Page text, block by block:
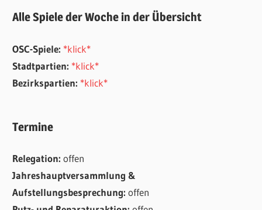
Alle Spiele der Woche in der Übersicht
OSC-Spiele: *klick*
Stadtpartien: *klick*
Bezirkspartien: *klick*
Termine
Relegation:offen
Jahreshauptversammlung &
Aufstellungsbesprechung:offen